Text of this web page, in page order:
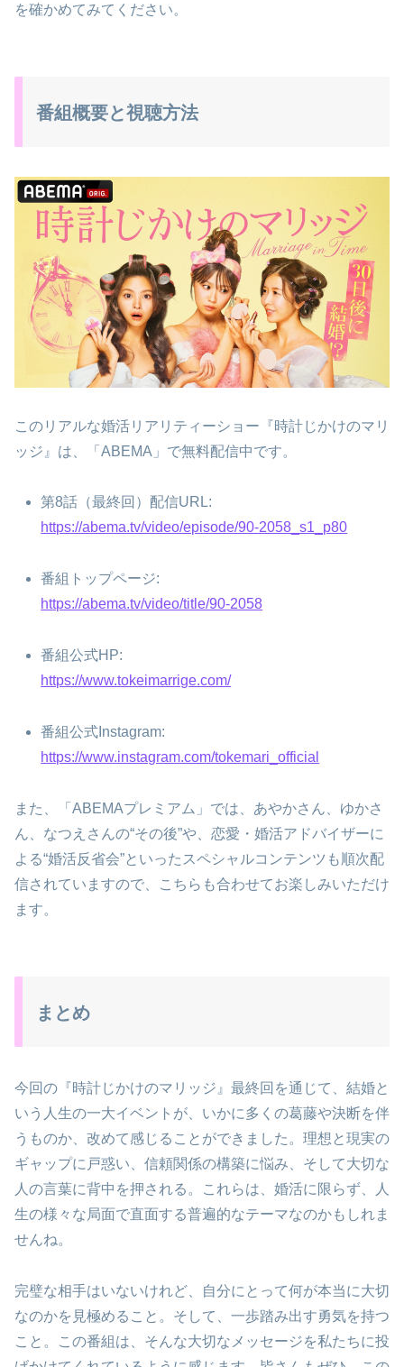
を確かめてみてください。
番組概要と視聴方法
このリアルな婚活リアリティーショー『時計じかけのマリ
ッジ』は、「ABEMA」で無料配信中です。
第8話（最終回）配信URL:
https://abema.tv/video/episode/90-2058_s1_p80
番組トップページ:
https://abema.tv/video/title/90-2058
番組公式HP:
https://www.tokeimarrige.com/
番組公式Instagram:
https://www.instagram.com/tokemari_official
また、「ABEMAプレミアム」では、あやかさん、ゆかさ
ん、なつえさんの“その後”や、恋愛・婚活アドバイザーに
よる“婚活反省会”といったスペシャルコンテンツも順次配
信されていますので、こちらも合わせてお楽しみいただけ
ます。
まとめ
今回の『時計じかけのマリッジ』最終回を通じて、結婚と
いう人生の一大イベントが、いかに多くの葛藤や決断を伴
うものか、改めて感じることができました。理想と現実の
ギャップに戸惑い、信頼関係の構築に悩み、そして大切な
人の言葉に背中を押される。これらは、婚活に限らず、人
生の様々な局面で直面する普遍的なテーマなのかもしれま
せんね。
完璧な相手はいないけれど、自分にとって何が本当に大切
なのかを見極めること。そして、一歩踏み出す勇気を持つ
こと。この番組は、そんな大切なメッセージを私たちに投